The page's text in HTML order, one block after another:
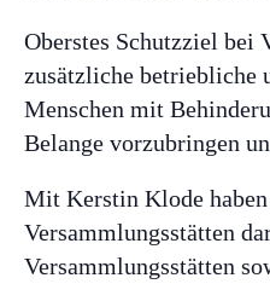
Oberstes Schutzziel bei
zusätzliche betriebliche
Menschen mit
Belange vorzubringen
Mit Kerstin Klode haben
Versammlungsstätten
Versammlungsstätten